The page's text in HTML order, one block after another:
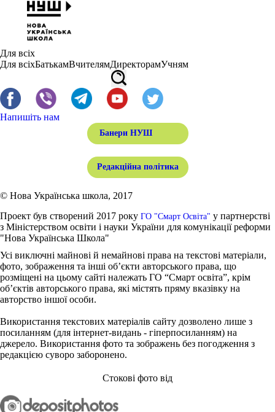
Для всіх
Для всіхБатькамВчителямДиректорамУчням
Напишіть нам
Банери НУШ
Редакційна політика
© Нова Українська школа, 2017
Проект був створений 2017 року ГО "Смарт Освіта" у партнерстві
з Міністерством освіти і науки України для комунікації реформи
"Нова Українська Школа"
Усі виключні майнові й немайнові права на текстові матеріали,
фото, зображення та інші об’єкти авторського права, що
розміщені на цьому сайті належать ГО “Смарт освіта”, крім
об’єктів авторського права, які містять пряму вказівку на
авторство іншої особи.
Використання текстових матеріалів сайту дозволено лише з
посиланням (для інтернет-видань - гіперпосиланням) на
джерело. Використання фото та зображень без погодження з
редакцією суворо заборонено.
Стокові фото від